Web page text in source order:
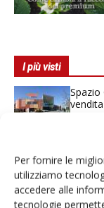
Per fornire le
utilizziamo
accedere alle
tecnologie
I più visti
Spazio
vendita
Non
Ai